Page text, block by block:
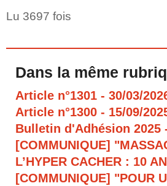
Lu 3697 fois
Dans la même
Article n°1301 - 30/03/
Article n°1300 - 15/09/
Bulletin d'Adhésion 2025
[COMMUNIQUE]
L’HYPER CACHER : 10
[COMMUNIQUE] "POUR